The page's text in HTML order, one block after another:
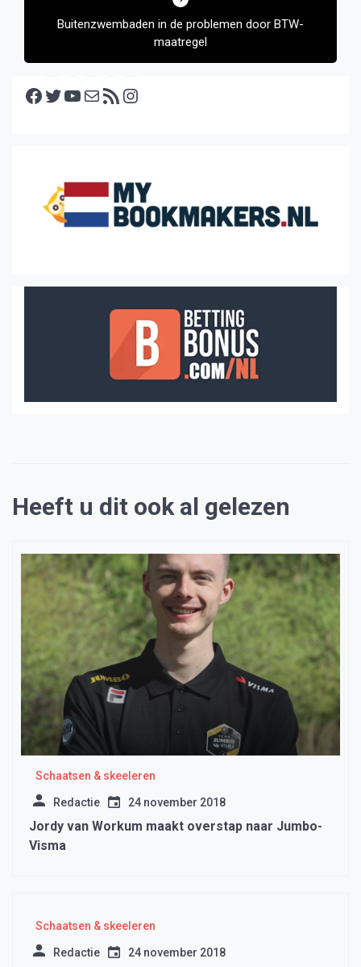
Buitenzwembaden in de problemen door BTW-
maatregel
Facebook Twitter YouTube E-mail RSS feed
Heeft u dit ook al gelezen
Schaatsen & skeeleren
Redactie 24 november 2018
Jordy van Workum maakt overstap naar Jumbo-
Visma
Schaatsen & skeeleren
Redactie 24 november 2018